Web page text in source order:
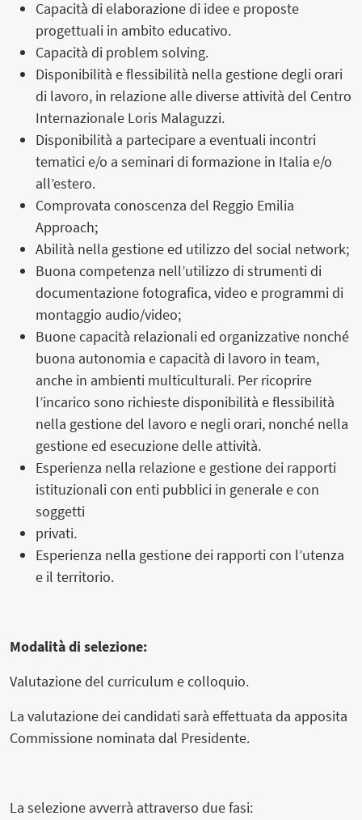
Capacità di elaborazione di idee e proposte
progettuali in ambito educativo.
Capacità di problem solving.
Disponibilità e flessibilità nella gestione degli orari
di lavoro, in relazione alle diverse attività del Centro
Internazionale Loris Malaguzzi.
Disponibilità a partecipare a eventuali incontri
tematici e/o a seminari di formazione in Italia e/o
all’estero.
Comprovata conoscenza del Reggio Emilia
Approach;
Abilità nella gestione ed utilizzo del social network;
Buona competenza nell’utilizzo di strumenti di
documentazione fotografica, video e programmi di
montaggio audio/video;
Buone capacità relazionali ed organizzative nonché
buona autonomia e capacità di lavoro in team,
anche in ambienti multiculturali. Per ricoprire
l’incarico sono richieste disponibilità e flessibilità
nella gestione del lavoro e negli orari, nonché nella
gestione ed esecuzione delle attività.
Esperienza nella relazione e gestione dei rapporti
istituzionali con enti pubblici in generale e con
soggetti
privati.
Esperienza nella gestione dei rapporti con l’utenza
e il territorio.
Modalità di selezione:
Valutazione del curriculum e colloquio.
La valutazione dei candidati sarà effettuata da apposita
Commissione nominata dal Presidente.
La selezione avverrà attraverso due fasi: